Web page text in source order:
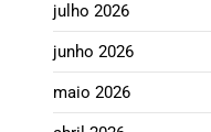
julho 2026
junho 2026
maio 2026